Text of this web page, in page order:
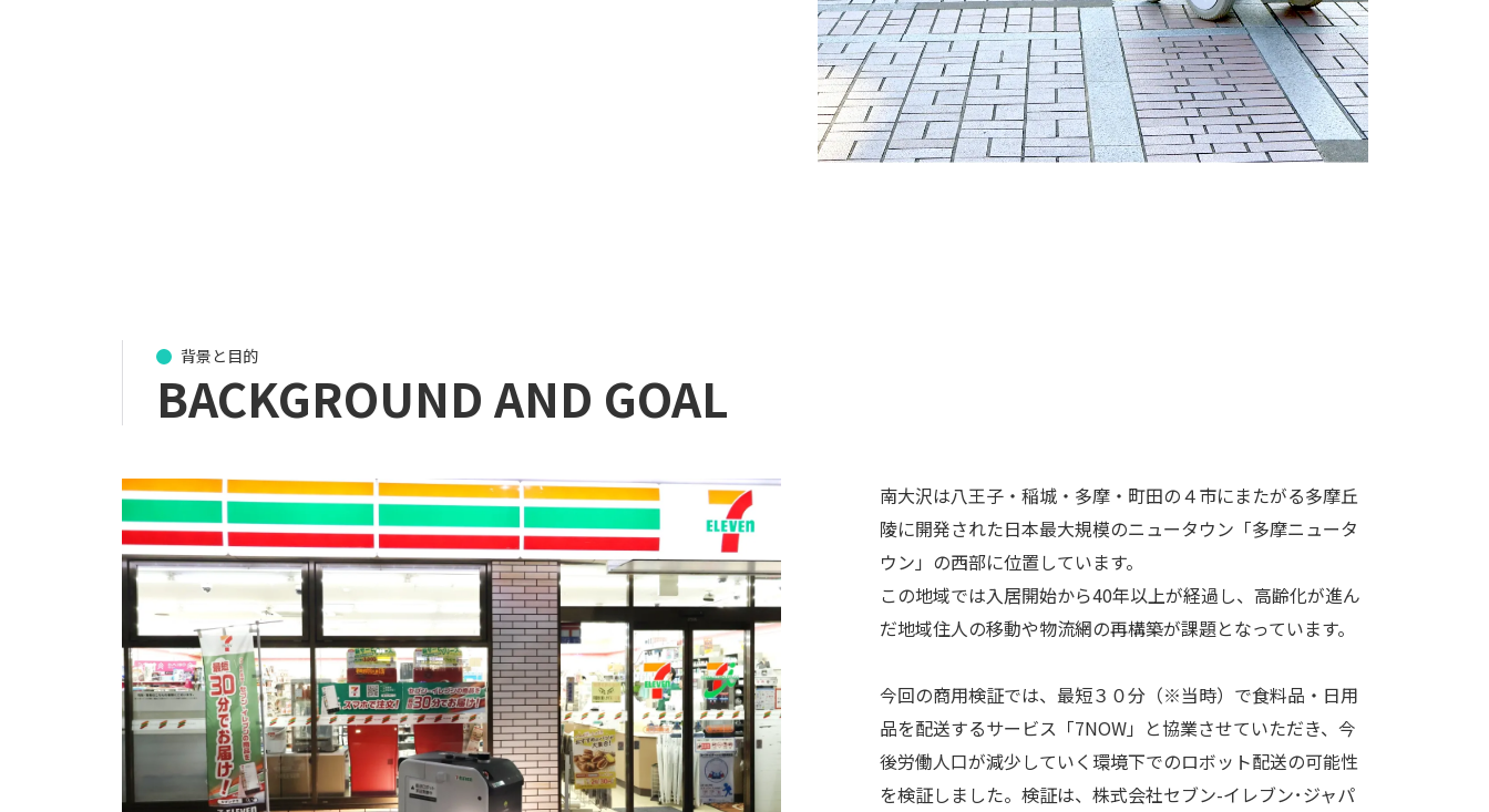
背景と目的
BACKGROUND AND GOAL
南大沢は八王子・稲城・多摩・町田の４市にまたがる多摩丘
陵に開発された日本最大規模のニュータウン「多摩ニュータ
ウン」の西部に位置しています。
この地域では入居開始から40年以上が経過し、高齢化が進ん
だ地域住人の移動や物流網の再構築が課題となっています。
今回の商用検証では、最短３０分（※当時）で食料品・日用
品を配送するサービス「7NOW」と協業させていただき、今
後労働人口が減少していく環境下でのロボット配送の可能性
を検証しました。検証は、株式会社セブン-イレブン･ジャパ